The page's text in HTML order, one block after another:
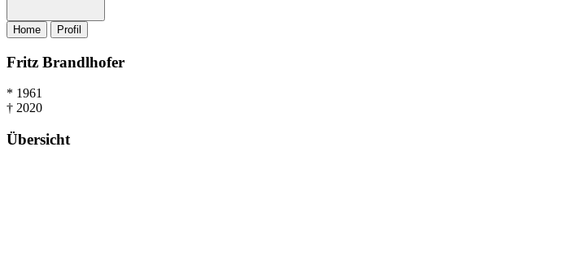
Home Profil
Fritz Brandlhofer
* 1961
† 2020
Übersicht